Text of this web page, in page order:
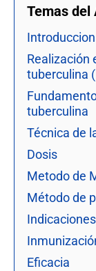
Temas del
Introduccion
Realización
tuberculina
tuberculina
Técnica de
Dosis
Metodo de
Método de
Eficacia